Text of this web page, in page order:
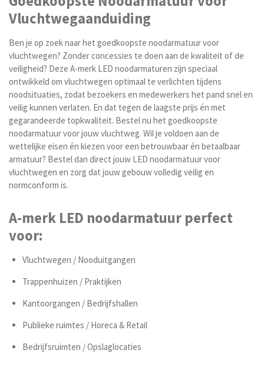
Vluchtwegaanduiding
Ben je op zoek naar het goedkoopste noodarmatuur voor
vluchtwegen? Zonder concessies te doen aan de kwaliteit of de
veiligheid? Deze A-merk LED noodarmaturen zijn speciaal
ontwikkeld om vluchtwegen optimaal te verlichten tijdens
noodsituaties, zodat bezoekers en medewerkers het pand snel en
veilig kunnen verlaten. En dat tegen de laagste prijs én met
gegarandeerde topkwaliteit. Bestel nu het goedkoopste
noodarmatuur voor jouw vluchtweg. Wil je voldoen aan de
wettelijke eisen én kiezen voor een betrouwbaar én betaalbaar
armatuur? Bestel dan direct jouw LED noodarmatuur voor
vluchtwegen en zorg dat jouw gebouw volledig veilig en
normconform is.
A-merk LED noodarmatuur perfect
voor:
Vluchtwegen / Nooduitgangen
Trappenhuizen / Praktijken
Kantoorgangen / Bedrijfshallen
Publieke ruimtes / Horeca & Retail
Bedrijfsruimten / Opslaglocaties